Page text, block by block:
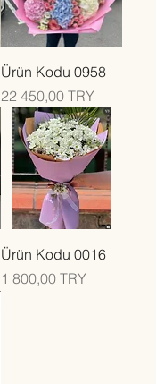
Ürün Kodu 0958
Цена
22 450,00 TRY
Ürün Kodu 0016
Цена
1 800,00 TRY